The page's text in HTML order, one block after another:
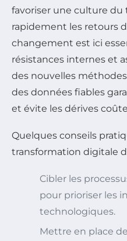
favoriser une culture
rapidement les retours
changement est ici
résistances internes et
des nouvelles
des données fiables
et évite les dérives
Quelques conseils
transformation digitale
Cibler les
pour prioriser les
technologiques.
Mettre en place